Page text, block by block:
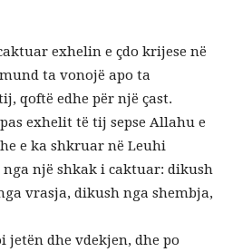
exhelin e çdo krijese në
ta vonojë apo ta
qoftë edhe për një çast.
exhelit të tij sepse Allahu e
e ka shkruar në Leuhi
nga një shkak i caktuar: dikush
vrasja, dikush nga shembja,
dhe vdekjen, dhe po